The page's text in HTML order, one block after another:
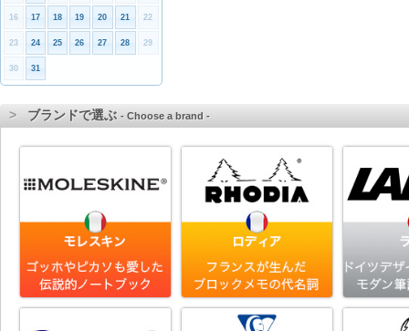
16 17 18 19 20 21 22
23 24 25 26 27 28 29
30 31
ブランドで選ぶ - Choose a brand -